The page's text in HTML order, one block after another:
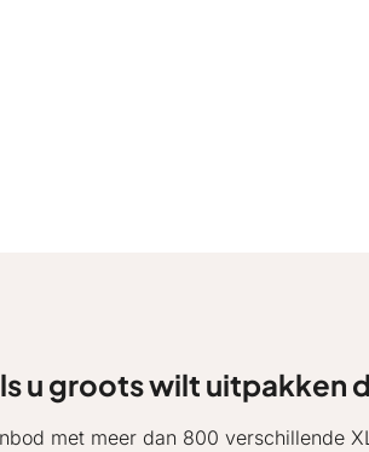
u groots wilt uitpakken
met meer dan 800 verschillende